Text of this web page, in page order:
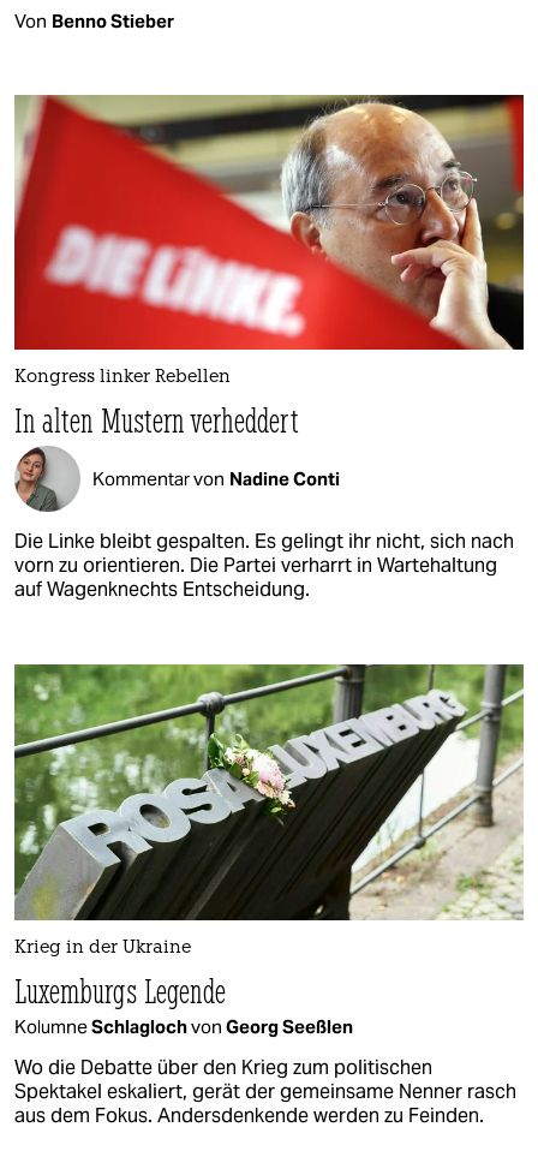
Von Benno Stieber
Kongress linker Rebellen
In alten Mustern verheddert
Kommentar von Nadine Conti
Die Linke bleibt gespalten. Es gelingt ihr nicht, sich nach
vorn zu orientieren. Die Partei verharrt in Wartehaltung
auf Wagenknechts Entscheidung.
Krieg in der Ukraine
Luxemburgs Legende
KolumneSchlaglochvon Georg Seeßlen
Wo die Debatte über den Krieg zum politischen
Spektakel eskaliert, gerät der gemeinsame Nenner rasch
aus dem Fokus. Andersdenkende werden zu Feinden.